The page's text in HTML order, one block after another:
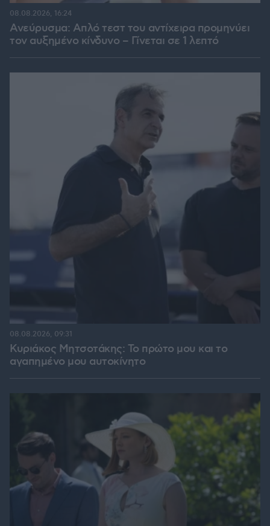
Ανεύρυσμα: Απλό τεστ του αντίχειρα προμηνύει
τον αυξημένο κίνδυνο – Γίνεται σε 1 λεπτό
08.08.2026, 16:24
Κυριάκος Μητσοτάκης: Το πρώτο μου και το
αγαπημένο μου αυτοκίνητο
08.08.2026, 09:31